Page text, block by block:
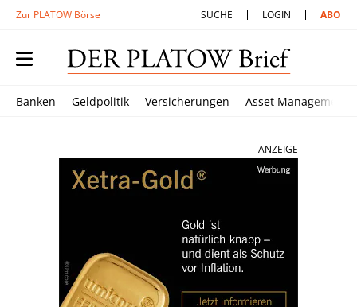
Zur PLATOW Börse SUCHE LOGIN ABO
Banken Geldpolitik Versicherungen Asset Management
ANZEIGE